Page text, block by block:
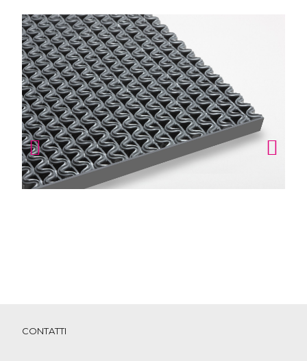
CONTATTI